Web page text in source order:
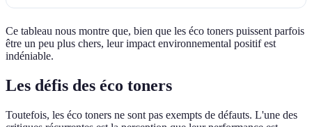
Ce tableau nous montre que, bien que les éco toners puissent parfois
être un peu plus chers, leur impact environnemental positif est
indéniable.
Les défis des éco toners
Toutefois, les éco toners ne sont pas exempts de défauts. L'une des